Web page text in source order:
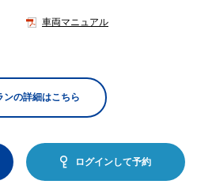
車両マニュアル
ンの詳細はこちら
ログインして予約